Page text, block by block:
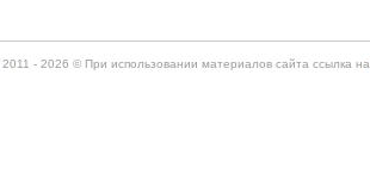
2011 - 2026 © При использовании материалов сайта ссылка на